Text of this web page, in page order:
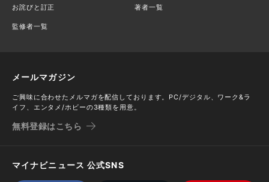
お詫びと訂正 著者一覧
監修者一覧
メールマガジン
ご興味に合わせたメルマガを配信しております。PC/デジタル、ワーク&ラ
イフ、エンタメ/ホビーの3種類を用意。
無料登録はこちら
マイナビニュース 公式SNS